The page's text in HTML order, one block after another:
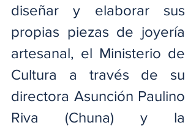
diseñar y elaborar sus
propias piezas de joyería
artesanal, el Ministerio de
Cultura a través de su
directora Asunción Paulino
Riva (Chuna) y la